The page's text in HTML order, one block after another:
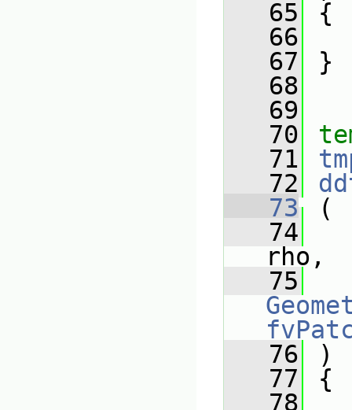
   65
{
   66
   67
}
   68
   69
   70
   71
   72
   73
(
   74
rho,
   75
   76
)
   77
{
   78